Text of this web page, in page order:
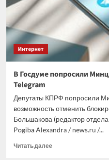
о
расставании
ним
Интернет
В Госдуме попросили
Telegram
Депутаты КПРФ попросили
возможность отменить
Большакова (редактор
Pogiba Alexandra / news.ru /...
Читать далееПрочитать